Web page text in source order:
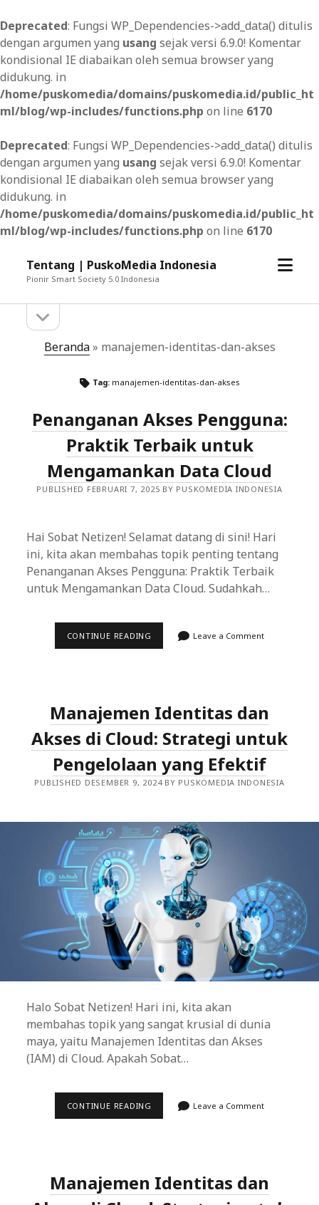
Deprecated: Fungsi WP_Dependencies->add_data() ditulis
dengan argumen yang usang sejak versi 6.9.0! Komentar
kondisional IE diabaikan oleh semua browser yang
didukung. in
/home/puskomedia/domains/puskomedia.id/public_ht
ml/blog/wp-includes/functions.php on line 6170
Deprecated: Fungsi WP_Dependencies->add_data() ditulis
dengan argumen yang usang sejak versi 6.9.0! Komentar
kondisional IE diabaikan oleh semua browser yang
didukung. in
/home/puskomedia/domains/puskomedia.id/public_ht
ml/blog/wp-includes/functions.php on line 6170
Tentang | PuskoMedia Indonesia
Pionir Smart Society 5.0 Indonesia
open
Sidebarsidebar
Beranda» manajemen-identitas-dan-akses
Tag: manajemen-identitas-dan-akses
Penanganan Akses Pengguna:
Praktik Terbaik untuk
Mengamankan Data Cloud
PUBLISHED FEBRUARI 7, 2025 BY PUSKOMEDIA INDONESIA
Hai Sobat Netizen! Selamat datang di sini! Hari
ini, kita akan membahas topik penting tentang
Penanganan Akses Pengguna: Praktik Terbaik
untuk Mengamankan Data Cloud. Sudahkah…
CONTINUE READING PENANGANAN
DATA
CLOUD
Leave a Comment
Manajemen Identitas dan
Akses di Cloud: Strategi untuk
Pengelolaan yang Efektif
PUBLISHED DESEMBER 9, 2024 BY PUSKOMEDIA INDONESIA
Halo Sobat Netizen! Hari ini, kita akan
membahas topik yang sangat krusial di dunia
maya, yaitu Manajemen Identitas dan Akses
(IAM) di Cloud. Apakah Sobat…
CONTINUE READING MANAJEMEN
UNTUK
PENGELOLAAN
YANG
Leave a Comment
Manajemen Identitas dan